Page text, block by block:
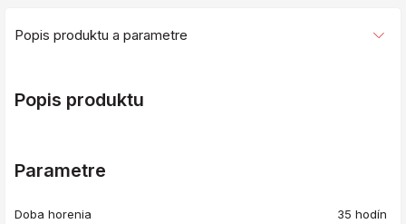
Popis produktu a parametre
Popis produktu
Parametre
Doba horenia 35 hodín